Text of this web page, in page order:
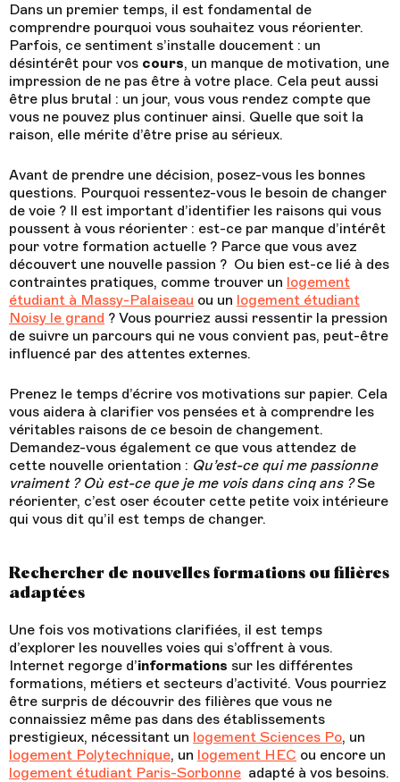
Dans un premier temps, il est fondamental de
comprendre pourquoi vous souhaitez vous réorienter.
Parfois, ce sentiment s’installe doucement : un
désintérêt pour vos cours, un manque de motivation, une
impression de ne pas être à votre place. Cela peut aussi
être plus brutal : un jour, vous vous rendez compte que
vous ne pouvez plus continuer ainsi. Quelle que soit la
raison, elle mérite d’être prise au sérieux.
Avant de prendre une décision, posez-vous les bonnes
questions. Pourquoi ressentez-vous le besoin de changer
de voie ? Il est important d’identifier les raisons qui vous
poussent à vous réorienter : est-ce par manque d’intérêt
pour votre formation actuelle ? Parce que vous avez
découvert une nouvelle passion ? Ou bien est-ce lié à des
contraintes pratiques, comme trouver un logement
étudiant à Massy-Palaiseau ou un logement étudiant
Noisy le grand ? Vous pourriez aussi ressentir la pression
de suivre un parcours qui ne vous convient pas, peut-être
influencé par des attentes externes.
Prenez le temps d’écrire vos motivations sur papier. Cela
vous aidera à clarifier vos pensées et à comprendre les
véritables raisons de ce besoin de changement.
Demandez-vous également ce que vous attendez de
cette nouvelle orientation : Qu’est-ce qui me passionne
vraiment ? Où est-ce que je me vois dans cinq ans ?Se
réorienter, c’est oser écouter cette petite voix intérieure
qui vous dit qu’il est temps de changer.
Rechercher de nouvelles formations ou filières
adaptées
Une fois vos motivations clarifiées, il est temps
d’explorer les nouvelles voies qui s’offrent à vous.
Internet regorge d’informations sur les différentes
formations, métiers et secteurs d’activité. Vous pourriez
être surpris de découvrir des filières que vous ne
connaissiez même pas dans des établissements
prestigieux, nécessitant un logement Sciences Po, un
logement Polytechnique, un logement HEC ou encore un
logement étudiant Paris-Sorbonne adapté à vos besoins.